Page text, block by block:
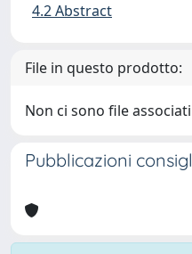
4.2 Abstract
File in questo prodotto:
Non ci sono file
Pubblicazioni